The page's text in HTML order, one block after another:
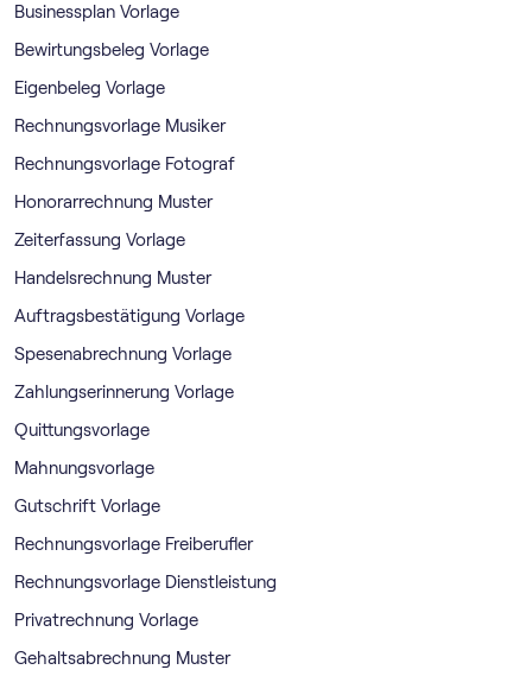
Businessplan Vorlage
Bewirtungsbeleg Vorlage
Eigenbeleg Vorlage
Rechnungsvorlage Musiker
Rechnungsvorlage Fotograf
Honorarrechnung Muster
Zeiterfassung Vorlage
Handelsrechnung Muster
Auftragsbestätigung Vorlage
Spesenabrechnung Vorlage
Zahlungserinnerung Vorlage
Quittungsvorlage
Mahnungsvorlage
Gutschrift Vorlage
Rechnungsvorlage Freiberufler
Rechnungsvorlage Dienstleistung
Privatrechnung Vorlage
Gehaltsabrechnung Muster